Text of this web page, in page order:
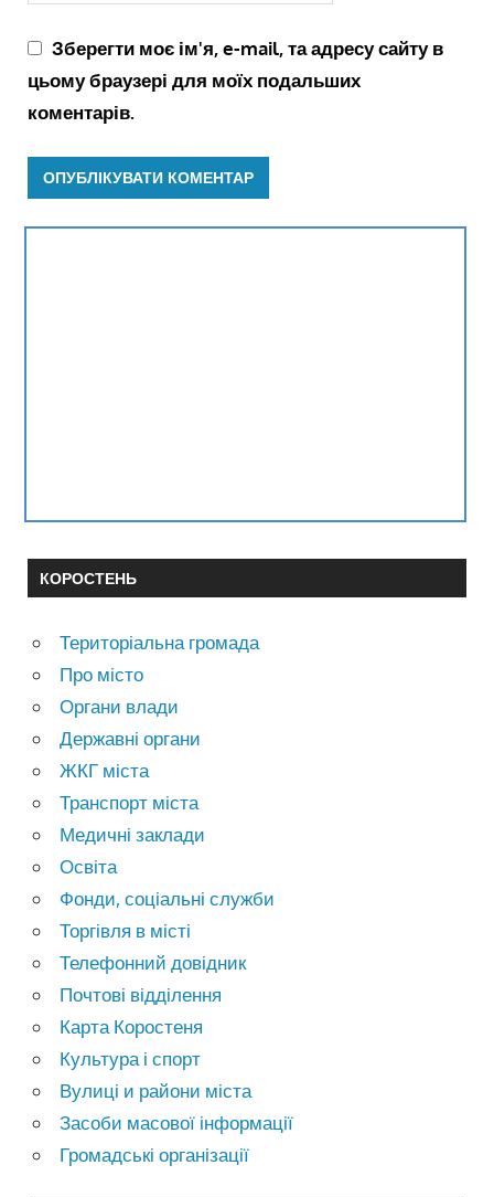
Зберегти моє ім'я, e-mail, та адресу сайту в
цьому браузері для моїх подальших
коментарів.
КОРОСТЕНЬ
Територіальна громада
Про місто
Органи влади
Державні органи
ЖКГ міста
Транспорт міста
Медичні заклади
Освіта
Фонди, соціальні служби
Торгівля в місті
Телефонний довідник
Почтові відділення
Карта Коростеня
Культура і спорт
Вулиці и райони міста
Засоби масової інформації
Громадські організації